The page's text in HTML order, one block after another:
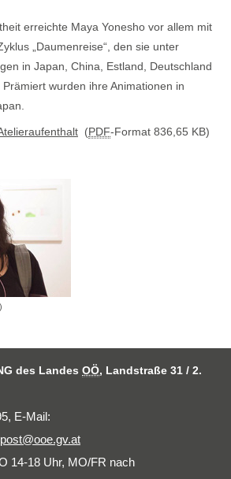
erreichte Maya Yonesho vor allem mit
„Daumenreise“, den sie unter
in Japan, China, Estland, Deutschland
wurden ihre Animationen in
(PDF-Format 836,65 KB)
des Landes OÖ, Landstraße 31 / 2.
E-Mail:
14-18 Uhr, MO/FR nach